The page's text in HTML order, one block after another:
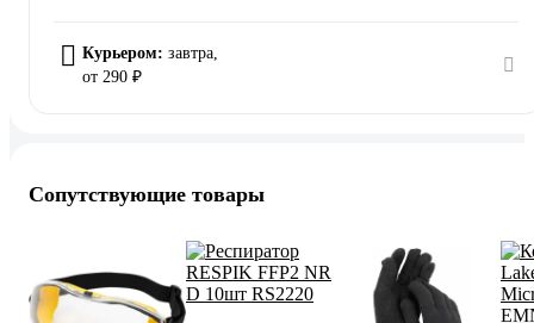
Курьером: завтра,
от 290 ₽
Сопутствующие товары